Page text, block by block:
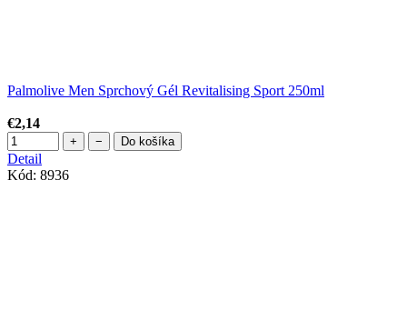
Palmolive Men Sprchový Gél Revitalising Sport 250ml
€2,14
+ − Do košíka
Detail
Kód: 8936